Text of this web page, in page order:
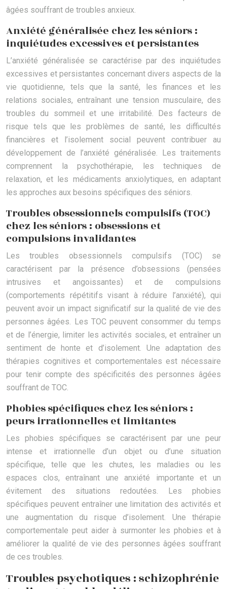
âgées souffrant de troubles anxieux.
Anxiété généralisée chez les séniors :
inquiétudes excessives et persistantes
L’anxiété généralisée se caractérise par des inquiétudes
excessives et persistantes concernant divers aspects de la
vie quotidienne, tels que la santé, les finances et les
relations sociales, entraînant une tension musculaire, des
troubles du sommeil et une irritabilité. Des facteurs de
risque tels que les problèmes de santé, les difficultés
financières et l’isolement social peuvent contribuer au
développement de l’anxiété généralisée. Les traitements
comprennent la psychothérapie, les techniques de
relaxation, et les médicaments anxiolytiques, en adaptant
les approches aux besoins spécifiques des séniors.
Troubles obsessionnels compulsifs (TOC)
chez les séniors : obsessions et
compulsions invalidantes
Les troubles obsessionnels compulsifs (TOC) se
caractérisent par la présence d’obsessions (pensées
intrusives et angoissantes) et de compulsions
(comportements répétitifs visant à réduire l’anxiété), qui
peuvent avoir un impact significatif sur la qualité de vie des
personnes âgées. Les TOC peuvent consommer du temps
et de l’énergie, limiter les activités sociales, et entraîner un
sentiment de honte et d’isolement. Une adaptation des
thérapies cognitives et comportementales est nécessaire
pour tenir compte des spécificités des personnes âgées
souffrant de TOC.
Phobies spécifiques chez les séniors :
peurs irrationnelles et limitantes
Les phobies spécifiques se caractérisent par une peur
intense et irrationnelle d’un objet ou d’une situation
spécifique, telle que les chutes, les maladies ou les
espaces clos, entraînant une anxiété importante et un
évitement des situations redoutées. Les phobies
spécifiques peuvent entraîner une limitation des activités et
une augmentation du risque d’isolement. Une thérapie
comportementale peut aider à surmonter les phobies et à
améliorer la qualité de vie des personnes âgées souffrant
de ces troubles.
Troubles psychotiques : schizophrénie